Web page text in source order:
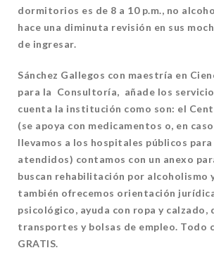
dormitorios es de 8 a 10 p.m., no
hace una diminuta revisión en sus
de ingresar.
Sánchez Gallegos con maestría en
para la Consultoría, añade los
cuenta la institución como son: el
(se apoya con medicamentos o, en
llevamos a los hospitales públicos para
atendidos) contamos con un anexo
buscan rehabilitación por alcoholismo
también ofrecemos orientación
psicológico, ayuda con ropa y calzado,
transportes y bolsas de empleo. Todo
GRATIS.